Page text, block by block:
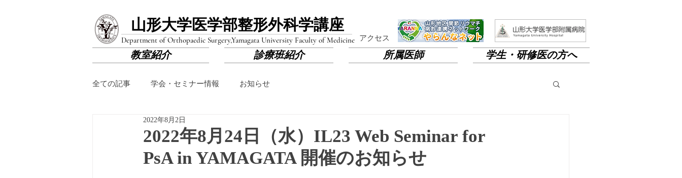
山形大学医学部​整形外科学講座
Department of Orthopaedic Surgery,Yamagata University Faculty of Medicine ​アクセス
教室紹介 診療班紹介 所属医師 学生・研修医の方へ
全ての記事 学会・セミナー情報 お知らせ
2022年8月24日（水）IL23 Web Seminar for
PsA in YAMAGATA 開催のお知らせ
2022年8月2日